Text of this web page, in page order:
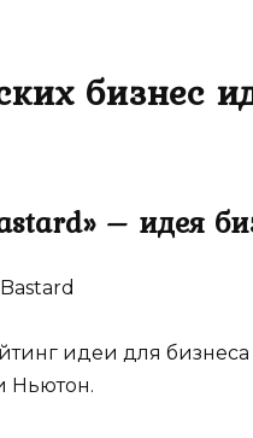
бизнес
– идея
идеи для
Ньютон.